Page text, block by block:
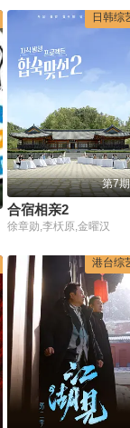
日韩综
第7期
合宿相亲2
徐章勋,李枖原,金曜汉
港台综